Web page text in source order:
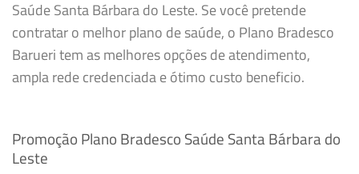
Saúde Santa Bárbara do Leste. Se você pretende
contratar o melhor plano de saúde, o Plano Bradesco
Barueri tem as melhores opções de atendimento,
ampla rede credenciada e ótimo custo beneficio.
Promoção Plano Bradesco Saúde Santa Bárbara do
Leste